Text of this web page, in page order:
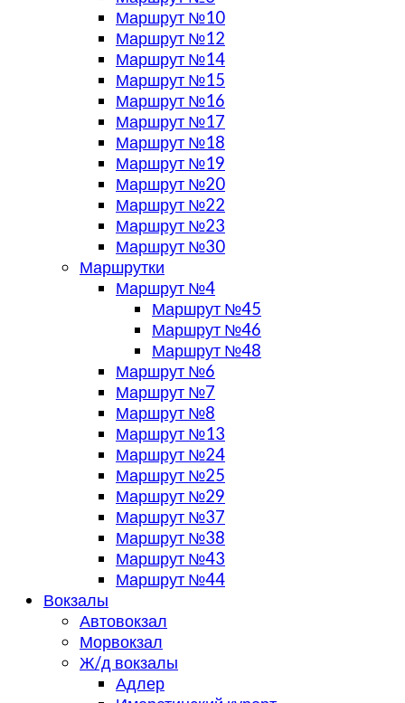
Маршрут №10
Маршрут №12
Маршрут №14
Маршрут №15
Маршрут №16
Маршрут №17
Маршрут №18
Маршрут №19
Маршрут №20
Маршрут №22
Маршрут №23
Маршрут №30
Маршрутки
Маршрут №4
Маршрут №45
Маршрут №46
Маршрут №48
Маршрут №6
Маршрут №7
Маршрут №8
Маршрут №13
Маршрут №24
Маршрут №25
Маршрут №29
Маршрут №37
Маршрут №38
Маршрут №43
Маршрут №44
Вокзалы
Автовокзал
Морвокзал
Ж/д вокзалы
Адлер